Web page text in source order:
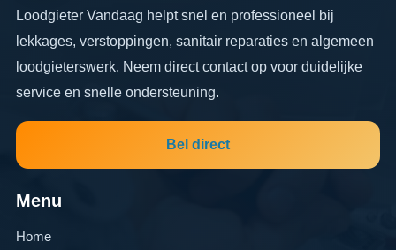
Loodgieter Vandaag helpt snel en professioneel bij
lekkages, verstoppingen, sanitair reparaties en algemeen
loodgieterswerk. Neem direct contact op voor duidelijke
service en snelle ondersteuning.
Bel direct
Menu
Home